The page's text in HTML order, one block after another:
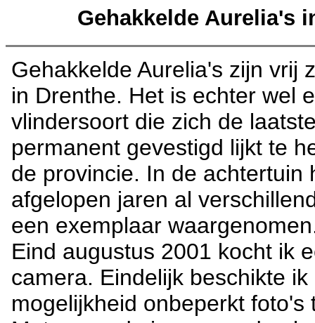
Gehakkelde Aurelia's
Gehakkelde Aurelia's zijn vrij
in Drenthe. Het is echter wel
vlindersoort die zich de
permanent gevestigd lijkt te
de provincie. In de achtertuin
afgelopen jaren al
een exemplaar
Eind augustus 2001 kocht ik
camera. Eindelijk beschikte ik
mogelijkheid onbeperkt foto's